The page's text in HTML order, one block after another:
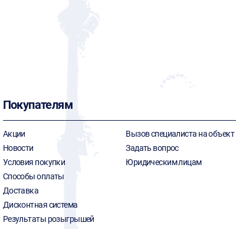
Покупателям
Акции
Новости
Условия покупки
Способы оплаты
Доставка
Дисконтная система
Результаты розыгрышей
Вызов специалиста на объект
Задать вопрос
Юридическим лицам